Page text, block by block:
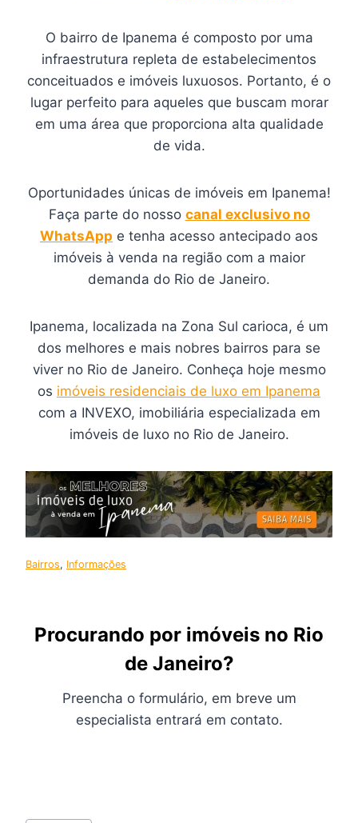
O bairro de Ipanema é composto por uma
infraestrutura repleta de estabelecimentos
conceituados e imóveis luxuosos. Portanto, é o
lugar perfeito para aqueles que buscam morar
em uma área que proporciona alta qualidade
de vida.
Oportunidades únicas de imóveis em Ipanema!
Faça parte do nosso canal exclusivo no
WhatsApp e tenha acesso antecipado aos
imóveis à venda na região com a maior
demanda do Rio de Janeiro.
Ipanema, localizada na Zona Sul carioca, é um
dos melhores e mais nobres bairros para se
viver no Rio de Janeiro. Conheça hoje mesmo
os imóveis residenciais de luxo em Ipanema
com a INVEXO, imobiliária especializada em
imóveis de luxo no Rio de Janeiro.
Bairros, Informações
Procurando por imóveis no Rio
de Janeiro?
Preencha o formulário, em breve um
especialista entrará em contato.